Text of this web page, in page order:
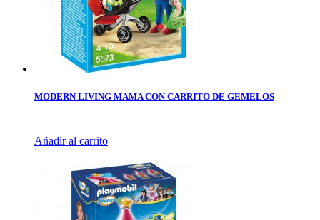
MODERN LIVING MAMA CON CARRITO DE GEMELOS
Añadir al carrito